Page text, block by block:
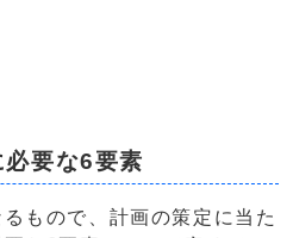
要な6要素
もので、計画の策定に当た